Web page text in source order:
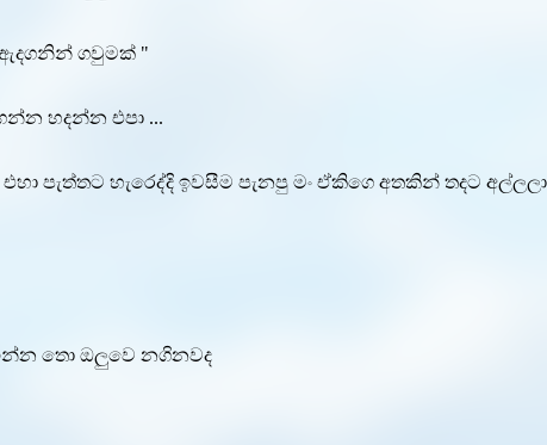
ගවුමක් "
හදන්න එපා ...
පැත්තට හැරෙද්දි ඉවසීම පැනපු මං ඒකිගෙ අතකින් තදට
තො ඔලුවෙ නගිනවද